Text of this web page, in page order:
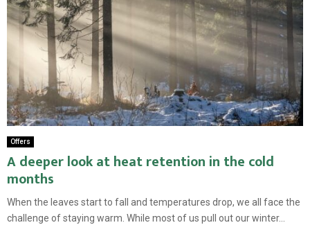
Offers
A deeper look at heat retention in the cold
months
When the leaves start to fall and temperatures drop, we all face the
challenge of staying warm. While most of us pull out our winter...